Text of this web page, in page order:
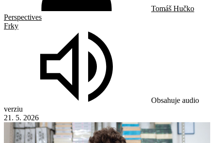
Tomáš Hučko
Perspectives
Frky
Obsahuje audio
verziu
21. 5. 2026